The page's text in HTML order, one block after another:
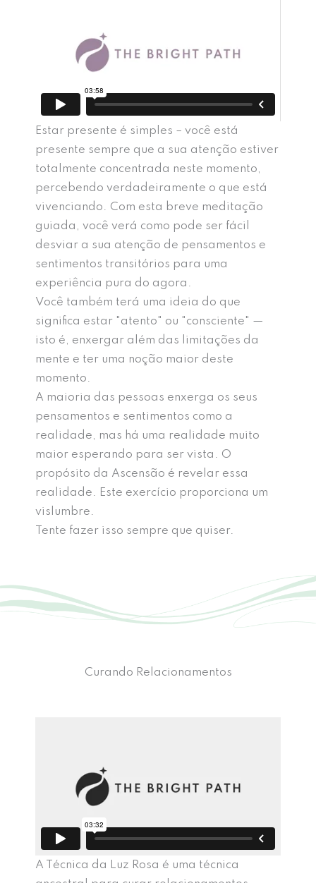
Estar presente é simples – você está
presente sempre que a sua atenção estiver
totalmente concentrada neste momento,
percebendo verdadeiramente o que está
vivenciando. Com esta breve meditação
guiada, você verá como pode ser fácil
desviar a sua atenção de pensamentos e
sentimentos transitórios para uma
experiência pura do agora.
Você também terá uma ideia do que
significa estar "atento" ou "consciente" —
isto é, enxergar além das limitações da
mente e ter uma noção maior deste
momento.
A maioria das pessoas enxerga os seus
pensamentos e sentimentos como a
realidade, mas há uma realidade muito
maior esperando para ser vista. O
propósito da Ascensão é revelar essa
realidade. Este exercício proporciona um
vislumbre.
Tente fazer isso sempre que quiser.
Curando Relacionamentos
A Técnica da Luz Rosa é uma técnica